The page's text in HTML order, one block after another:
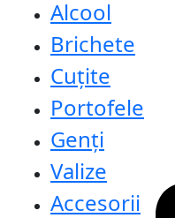
Alcool
Brichete
Cuțite
Portofele
Genți
Valize
Accesorii